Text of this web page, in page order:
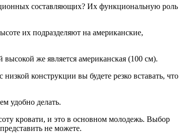
составляющих? Их функциональную роль
их подразделяют на американские,
же является американская (100 см).
конструкции вы будете резко вставать, что
удобно делать.
кровати, и это в основном молодежь. Выбор
не можете.